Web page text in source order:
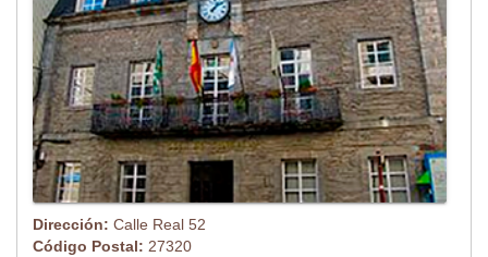
Dirección: Calle Real 52
Código Postal: 27320